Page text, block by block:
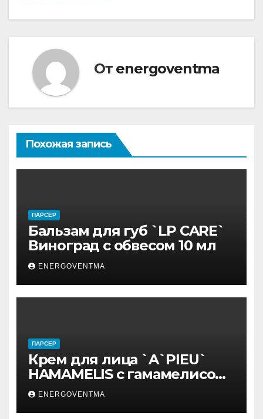
От energoventma
Похожая запись
ПАРСЕР
Бальзам для губ `LP CARE`
Виноград с обвесом 10 мл
ENERGOVENTMA
ПАРСЕР
Крем для лица `A`PIEU`
HAMAMELIS с гамамелисом
50 мл
ENERGOVENTMA